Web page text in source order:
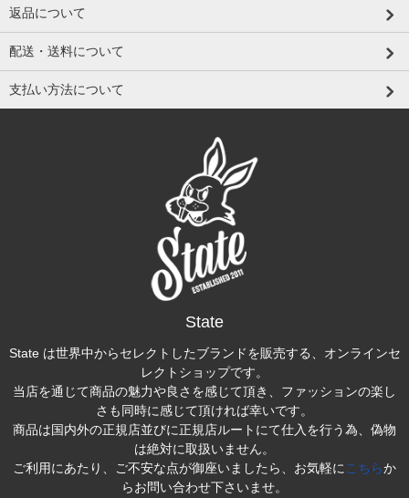
返品について
配送・送料について
支払い方法について
State
State は世界中からセレクトしたブランドを販売する、オンラインセ
レクトショップです。
当店を通じて商品の魅力や良さを感じて頂き、ファッションの楽し
さも同時に感じて頂ければ幸いです。
商品は国内外の正規店並びに正規店ルートにて仕入を行う為、偽物
は絶対に取扱いません。
ご利用にあたり、ご不安な点が御座いましたら、お気軽に こちらか
らお問い合わせ下さいませ。